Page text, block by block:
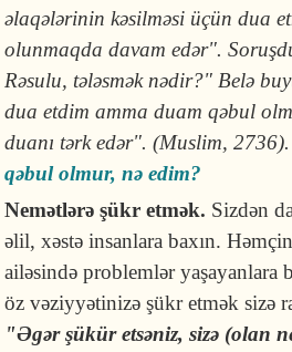
əlaqələrinin kəsilməsi üçün dua
olunmaqda davam edər".
Rəsulu, tələsmək nədir?" Belə
dua etdim amma duam qəbul
duanı tərk edər". (Muslim,
qəbul olmur, nə edim?
Nemətlərə şükr etmək. Sizdən
əlil, xəstə insanlara baxın.
ailəsində problemlər yaşayanlara
öz vəziyyətinizə şükr etmək sizə
"Əgər şükür etsəniz, sizə (olan